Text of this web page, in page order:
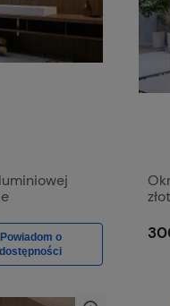
Powiadom o
dostępności